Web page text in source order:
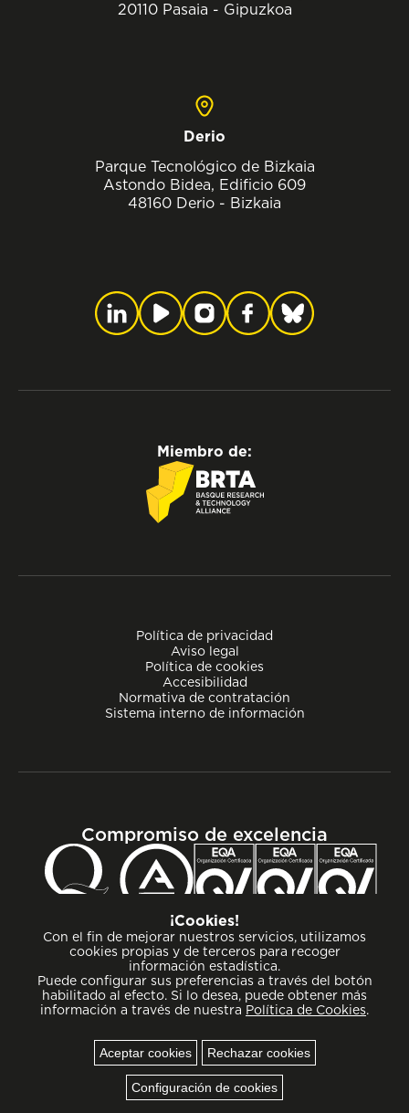
20110 Pasaia - Gipuzkoa
Derio
Parque Tecnológico de Bizkaia
Astondo Bidea, Edificio 609
48160 Derio - Bizkaia
Política de privacidad
Aviso legal
Política de cookies
Accesibilidad
Normativa de contratación
Sistema interno de información
Miembro de:
Compromiso de excelencia
¡Cookies!
Con el fin de mejorar nuestros servicios, utilizamos
cookies propias y de terceros para recoger
información estadística.
Puede configurar sus preferencias a través del botón
habilitado al efecto. Si lo desea, puede obtener más
información a través de nuestra Política de Cookies.
Aceptar cookies Rechazar cookies
Configuración de cookies